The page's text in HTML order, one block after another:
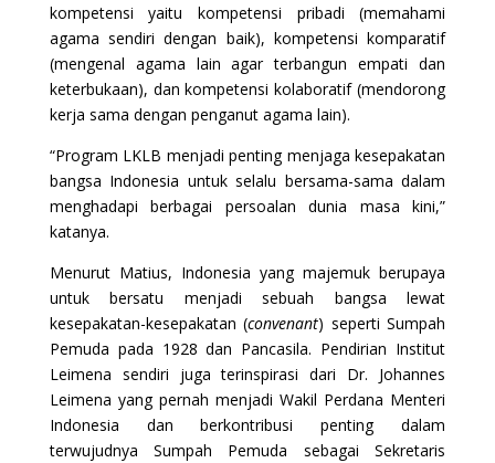
kompetensi yaitu kompetensi pribadi (memahami
agama sendiri dengan baik), kompetensi komparatif
(mengenal agama lain agar terbangun empati dan
keterbukaan), dan kompetensi kolaboratif (mendorong
kerja sama dengan penganut agama lain).
“Program LKLB menjadi penting menjaga kesepakatan
bangsa Indonesia untuk selalu bersama-sama dalam
menghadapi berbagai persoalan dunia masa kini,”
katanya.
Menurut Matius, Indonesia yang majemuk berupaya
untuk bersatu menjadi sebuah bangsa lewat
kesepakatan-kesepakatan (convenant) seperti Sumpah
Pemuda pada 1928 dan Pancasila. Pendirian Institut
Leimena sendiri juga terinspirasi dari Dr. Johannes
Leimena yang pernah menjadi Wakil Perdana Menteri
Indonesia dan berkontribusi penting dalam
terwujudnya Sumpah Pemuda sebagai Sekretaris